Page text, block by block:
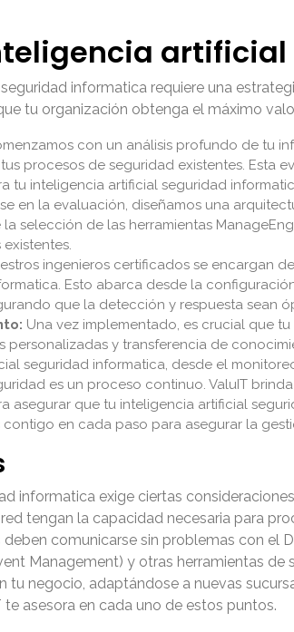
informatica requiere una
tu organización obtenga el máximo
con un análisis profundo de tu
procesos de seguridad existentes. Esta
tu inteligencia artificial seguridad
en la evaluación, diseñamos una
selección de las herramientas
ingenieros certificados se encargan
Esto abarca desde la
que la detección y respuesta sean
Una vez implementado, es crucial que
personalizadas y transferencia de
seguridad informatica, desde el
es un proceso continuo. ValuIT
asegurar que tu inteligencia artificial
en cada paso para asegurar la
informatica exige ciertas
tengan la capacidad necesaria para
comunicarse sin problemas con el
Management) y otras herramientas
negocio, adaptándose a nuevas
asesora en cada uno de estos puntos.